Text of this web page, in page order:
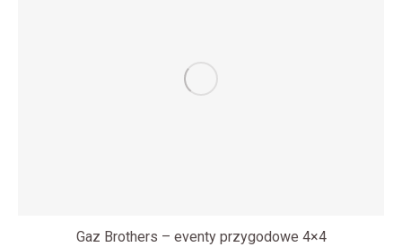
Gaz Brothers – eventy przygodowe 4×4